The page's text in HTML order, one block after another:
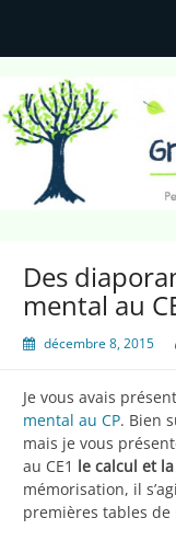
Graines de
Petits livres et
Des
mental au
décembre 8, 2015
Je vous avais
mental au CP. Bien
mais je vous
au CE1 le calcul et
mémorisation, il
premières tables